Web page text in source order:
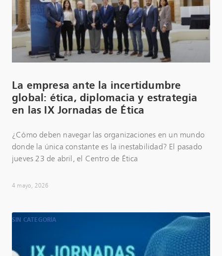
La empresa ante la incertidumbre
global: ética, diplomacia y estrategia
en las IX Jornadas de Ética
¿Cómo deben navegar las organizaciones en un mundo
donde la única constante es la inestabilidad? El pasado
jueves 23 de abril, el Centro de Ética
4 mayo, 2026
SIN CATEGORÍA